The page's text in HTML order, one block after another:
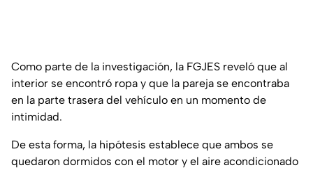
Como parte de la investigación, la FGJES reveló que al
interior se encontró ropa y que la pareja se encontraba
en la parte trasera del vehículo en un momento de
intimidad.
De esta forma, la hipótesis establece que ambos se
quedaron dormidos con el motor y el aire acondicionado